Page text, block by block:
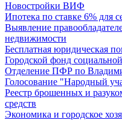
Новостройки ВИФ
Ипотека по ставке 6% для
Выявление
недвижимости
Бесплатная юридическая
Городской фонд
Отделение ПФР по
Голосование "Народный
Реестр брошенных и
средств
Экономика и городское